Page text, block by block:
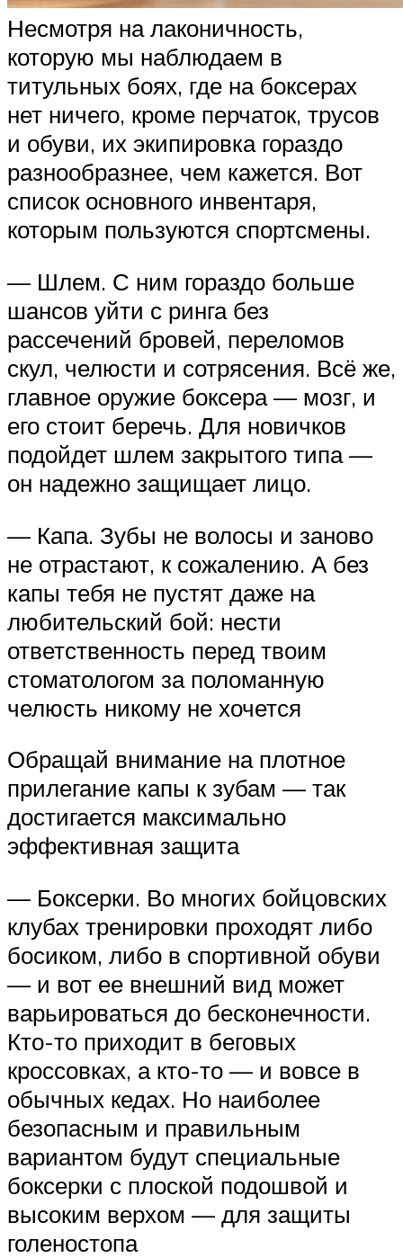
Несмотря на лаконичность,
которую мы наблюдаем в
титульных боях, где на боксерах
нет ничего, кроме перчаток, трусов
и обуви, их экипировка гораздо
разнообразнее, чем кажется. Вот
список основного инвентаря,
которым пользуются спортсмены.
— Шлем. С ним гораздо больше
шансов уйти с ринга без
рассечений бровей, переломов
скул, челюсти и сотрясения. Всё же,
главное оружие боксера — мозг, и
его стоит беречь. Для новичков
подойдет шлем закрытого типа —
он надежно защищает лицо.
— Капа. Зубы не волосы и заново
не отрастают, к сожалению. А без
капы тебя не пустят даже на
любительский бой: нести
ответственность перед твоим
стоматологом за поломанную
челюсть никому не хочется
Обращай внимание на плотное
прилегание капы к зубам — так
достигается максимально
эффективная защита
— Боксерки. Во многих бойцовских
клубах тренировки проходят либо
босиком, либо в спортивной обуви
— и вот ее внешний вид может
варьироваться до бесконечности.
Кто-то приходит в беговых
кроссовках, а кто-то — и вовсе в
обычных кедах. Но наиболее
безопасным и правильным
вариантом будут специальные
боксерки с плоской подошвой и
высоким верхом — для защиты
голеностопа